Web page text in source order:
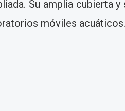
Su amplia
móviles acuáticos.